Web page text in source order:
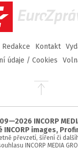
EuroZprávy.cz
Redakce Kontakt
údaje / Cookies
Přejít
stránky
INCORP
images,
převzetí, šíření či
INCORP MEDIA